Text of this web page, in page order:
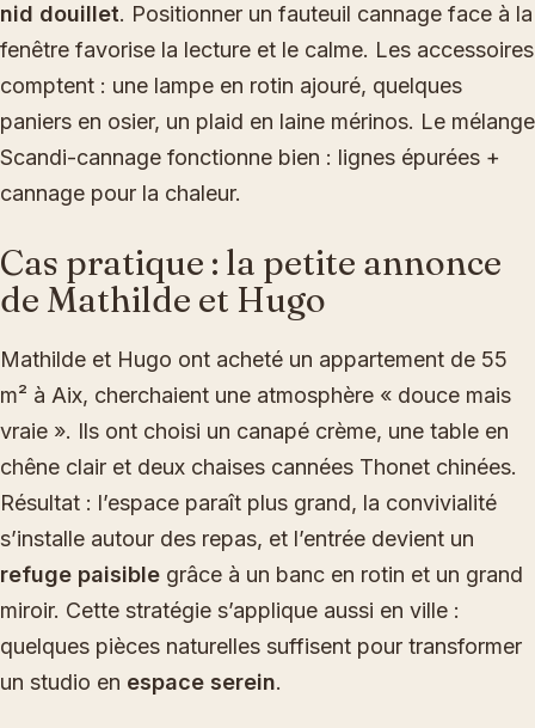
nid douillet. Positionner un fauteuil cannage face à la
fenêtre favorise la lecture et le calme. Les accessoires
comptent : une lampe en rotin ajouré, quelques
paniers en osier, un plaid en laine mérinos. Le mélange
Scandi-cannage fonctionne bien : lignes épurées +
cannage pour la chaleur.
Cas pratique : la petite annonce
de Mathilde et Hugo
Mathilde et Hugo ont acheté un appartement de 55
m² à Aix, cherchaient une atmosphère « douce mais
vraie ». Ils ont choisi un canapé crème, une table en
chêne clair et deux chaises cannées Thonet chinées.
Résultat : l’espace paraît plus grand, la convivialité
s’installe autour des repas, et l’entrée devient un
refuge paisible grâce à un banc en rotin et un grand
miroir. Cette stratégie s’applique aussi en ville :
quelques pièces naturelles suffisent pour transformer
un studio en espace serein.